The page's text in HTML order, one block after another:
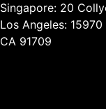
Singapore: 20
Los Angeles:
CA 91709